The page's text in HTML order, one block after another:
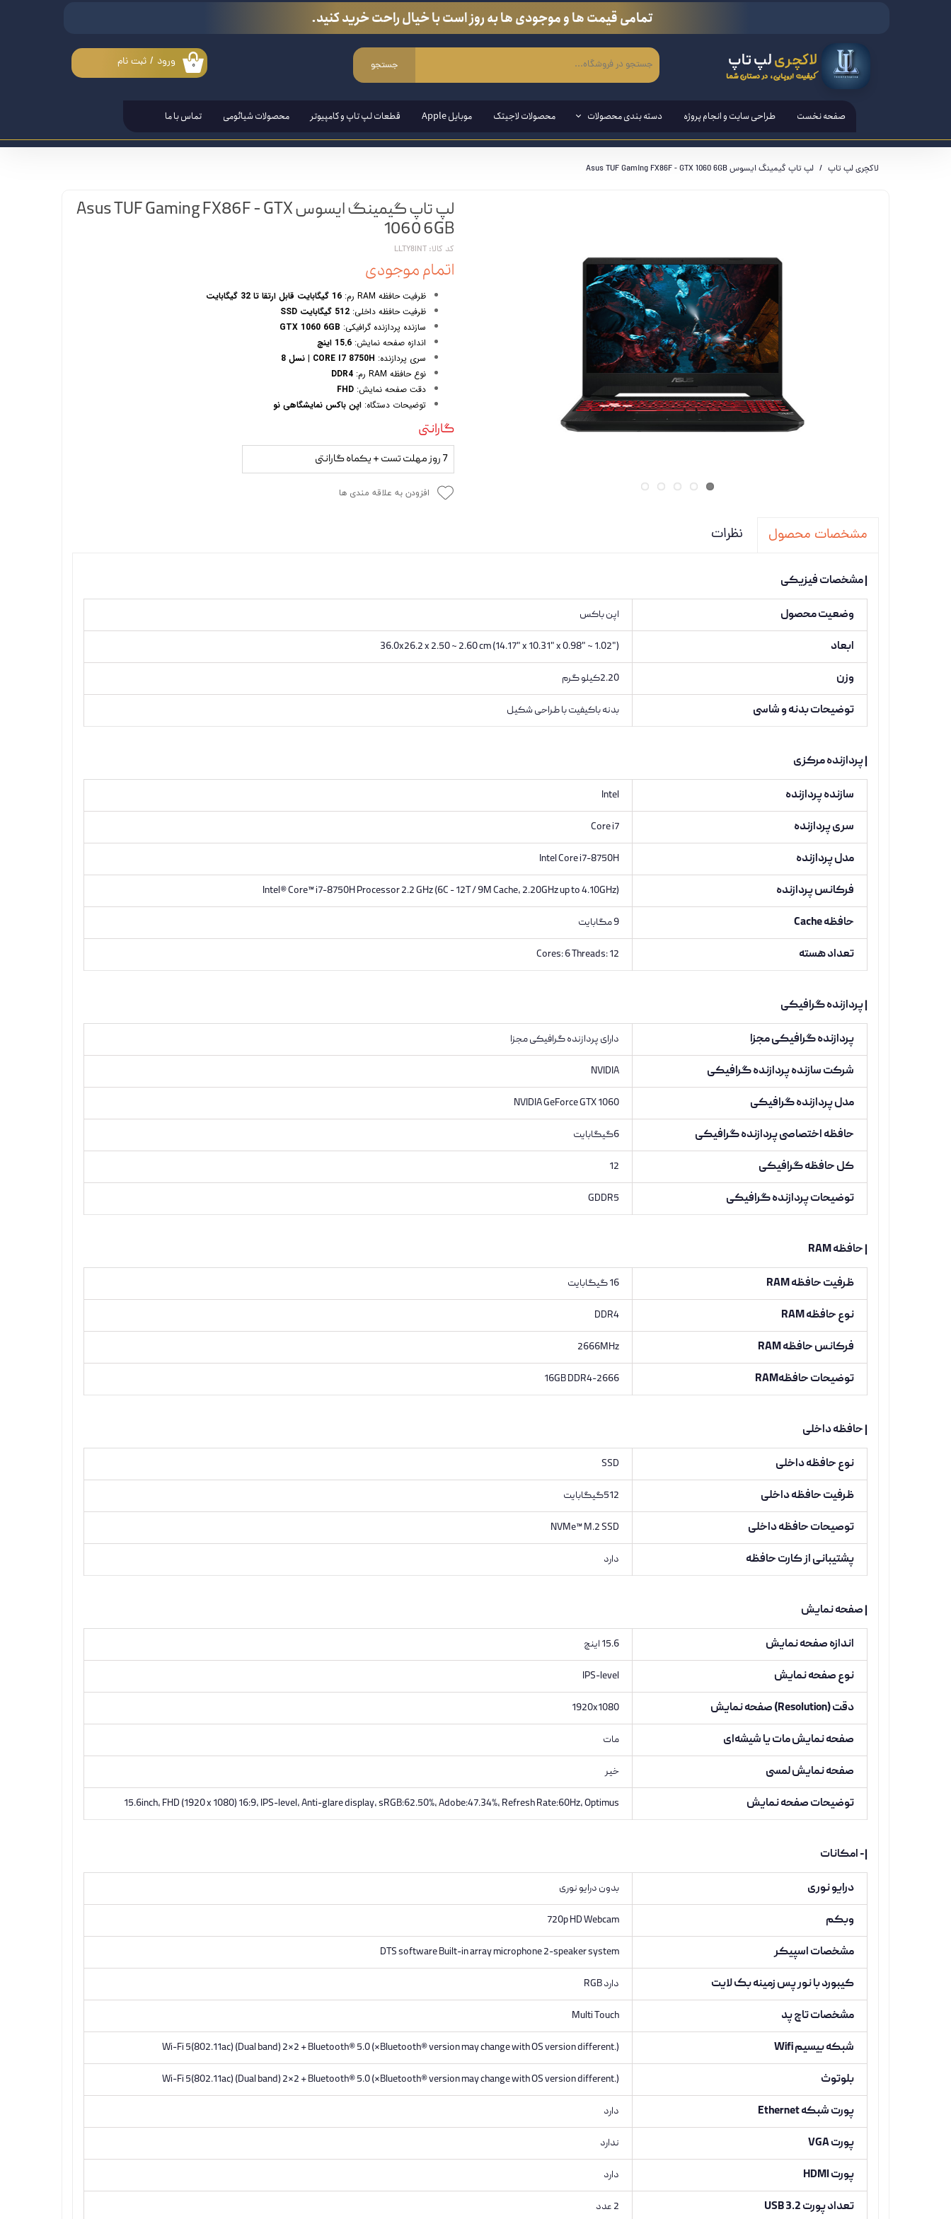
لاکچریلپ تاپ
کیفیت اروپایی، در دستان شما
جستجو ۰ ورود / ثبت نام
تغییر گذر واژه
سفارشات
صفحه نخست طراحی سایت و انجام پروژه دسته بندی محصولات
کنسول بازی
لوازم جانبی
تجهیزات و مودم
دانگل،لوازم خودرویی و محصولات کاربردی
محصولات لاجیتک موبایل Apple قطعات لپ تاپ و کامپیوتر محصولات شیائومی تماس با ما
تمامی قیمت ها و موجودی ها به روز است با خیال راحت خرید کنید.
لاکچری لپ تاپ لپ تاپ گیمینگ ایسوس Asus TUF Gaming FX86F - GTX 1060 6GB
لپ تاپ گیمینگ ایسوس Asus TUF Gaming FX86F - GTX
1060 6GB
کد کالا: LLTY8INT
اتمام موجودی
ظرفیت حافظه RAM رم:
16 گیگابایت قابل ارتقا تا 32 گیگابایت
ظرفیت حافظه داخلی: 512 گیگابایت SSD
سازنده پردازنده گرافیکی: GTX 1060 6GB
اندازه صفحه نمایش: 15.6 اینچ
سری پردازنده: CORE I7 8750H | نسل 8
نوع حافظه RAM رم:
DDR4
دقت صفحه نمایش: FHD
توضیحات دستگاه: اپن باکس نمایشگاهی نو
گارانتی
7 روز مهلت تست + یکماه گارانتی
افزودن به علاقه مندی ها
مشخصات محصول نظرات
| مشخصات فیزیکی
وضعیت محصول اپن باکس
ابعاد 36.0x26.2 x 2.50 ~ 2.60 cm (14.17" x 10.31" x 0.98" ~ 1.02")
وزن 2.20کیلو گرم
توضیحات بدنه و شاسی بدنه باکیفیت با طراحی شکیل
| پردازنده مرکزی
سازنده پردازنده Intel
سری پردازنده Core i7
مدل پردازنده Intel Core i7-8750H
فرکانس پردازنده Intel® Core™ i7-8750H Processor 2.2 GHz (6C - 12T / 9M Cache, 2.20GHz up to 4.10GHz)
حافظه Cache 9 مگابایت
تعداد هسته Cores: 6 Threads: 12
| پردازنده گرافیکی
پردازنده گرافیکی مجزا دارای پردازنده گرافیکی مجزا
شرکت سازنده پردازنده گرافیکی NVIDIA
مدل پردازنده گرافیکی ‎NVIDIA GeForce GTX 1060
حافظه اختصاصی پردازنده گرافیکی 6گیگابایت
کل حافظه گرافیکی 12
توضیحات پردازنده گرافیکی GDDR5
| حافظه RAM
ظرفیت حافظه RAM 16 گیگابایت
نوع حافظه RAM DDR4
فرکانس حافظه RAM 2666MHz
توضیحات حافظهRAM 16GB DDR4-2666
| حافظه داخلی
نوع حافظه داخلی SSD
ظرفیت حافظه داخلی 512گیگابایت
توصیحات حافظه داخلی NVMe™ M.2 SSD
پشتیبانی از کارت حافظه دارد
| صفحه نمایش
اندازه صفحه نمایش 15.6 اینچ
نوع صفحه نمایش IPS-level
دقت (Resolution) صفحه نمایش 1920x1080
صفحه نمایش مات یا شیشه‌ای مات
صفحه نمایش لمسی خیر
توضیحات صفحه نمایش 15.6inch, FHD (1920 x 1080) 16:9, IPS-level, Anti-glare display, sRGB:62.50%, Adobe:47.34%, Refresh Rate:60Hz, Optimus
|- امکانات
درایو نوری بدون درایو نوری
وبکم 720p HD Webcam
مشخصات اسپیکر DTS software Built-in array microphone 2-speaker system
کیبورد با نور پس زمینه بک لایت دارد RGB
مشخصات تاچ پد Multi Touch
شبکه بیسیم Wifi Wi-Fi 5(802.11ac) (Dual band) 2*2 + Bluetooth® 5.0 (*Bluetooth® version may change with OS version different.)
بلوتوث Wi-Fi 5(802.11ac) (Dual band) 2*2 + Bluetooth® 5.0 (*Bluetooth® version may change with OS version different.)
پورت شبکه Ethernet دارد
پورت VGA ندارد
پورت HDMI دارد
تعداد پورت USB 3.2 2 عدد